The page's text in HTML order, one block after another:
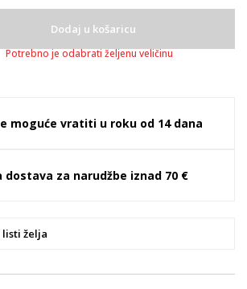
Dodaj u košaricu
Potrebno je odabrati željenu veličinu
moguće vratiti u roku od 14 dana
dostava za narudžbe iznad 70 €
listi želja